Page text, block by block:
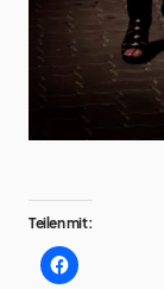
Teilen mit: